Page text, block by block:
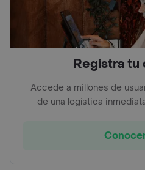
Registra tu
Accede a millones de
de una logística